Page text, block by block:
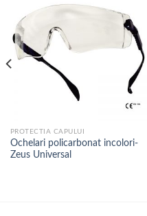
PROTECTIA CAPULUI
Ochelari policarbonat incolori-
Zeus Universal